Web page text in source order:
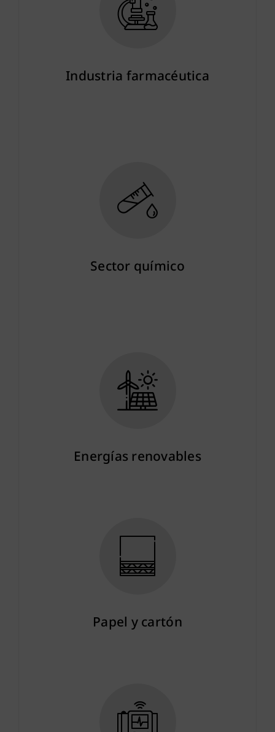
Industria farmacéutica
Sector químico
Energías renovables
Papel y cartón